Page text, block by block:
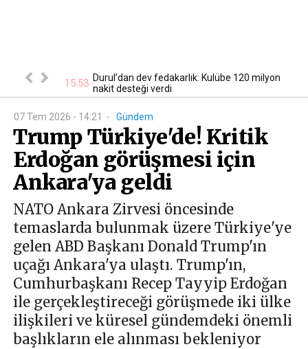
ilk Türk 15:53 Durul’dan dev fedakarlık: Kulübe 120 milyon
nakit desteği verdi
07 Tem 2026 - 14:21 - Gündem
Trump Türkiye'de! Kritik
Erdoğan görüşmesi için
Ankara'ya geldi
NATO Ankara Zirvesi öncesinde
temaslarda bulunmak üzere Türkiye'ye
gelen ABD Başkanı Donald Trump'ın
uçağı Ankara'ya ulaştı. Trump'ın,
Cumhurbaşkanı Recep Tayyip Erdoğan
ile gerçekleştireceği görüşmede iki ülke
ilişkileri ve küresel gündemdeki önemli
başlıkların ele alınması bekleniyor